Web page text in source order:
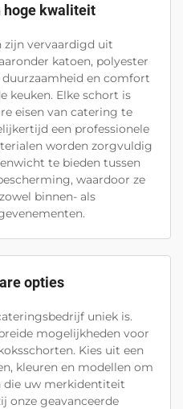
hoge kwaliteit
zijn vervaardigd uit
katoen, polyester
en comfort
keuken. Elke schort is
eisen van catering te
een professionele
worden zorgvuldig
te bieden tussen
waardoor ze
binnen- als
opties
uniek is.
mogelijkheden voor
Kies uit een
kleuren en modellen om
die uw merkidentiteit
onze geavanceerde